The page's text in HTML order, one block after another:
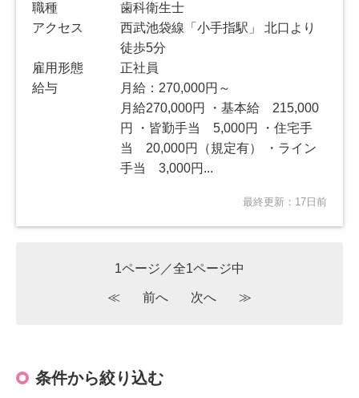
職種
歯科衛生士
アクセス
西武池袋線「小手指駅」 北口より
徒歩5分
雇用形態
正社員
給与
月給：270,000円～
月給270,000円 ・基本給 215,000
円 ・皆勤手当 5,000円 ・住宅手
当 20,000円（規定有） ・ライン
手当 3,000円...
最終更新：17日前
1ページ／全1ページ中
≪ 前へ 次へ ≫
条件から絞り込む